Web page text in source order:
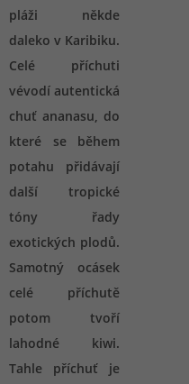
pláži někde
daleko v Karibiku.
Celé příchuti
vévodí autentická
chuť ananasu, do
které se během
potahu přidávají
další tropické
tóny řady
exotických plodů.
Samotný ocásek
celé příchutě
potom tvoří
lahodné kiwi.
Tahle příchuť je